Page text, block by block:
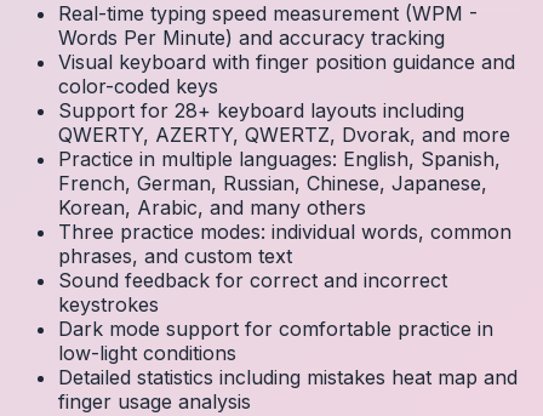
Real-time typing speed measurement (WPM -
Words Per Minute) and accuracy tracking
Visual keyboard with finger position guidance and
color-coded keys
Support for 28+ keyboard layouts including
QWERTY, AZERTY, QWERTZ, Dvorak, and more
Practice in multiple languages: English, Spanish,
French, German, Russian, Chinese, Japanese,
Korean, Arabic, and many others
Three practice modes: individual words, common
phrases, and custom text
Sound feedback for correct and incorrect
keystrokes
Dark mode support for comfortable practice in
low-light conditions
Detailed statistics including mistakes heat map and
finger usage analysis